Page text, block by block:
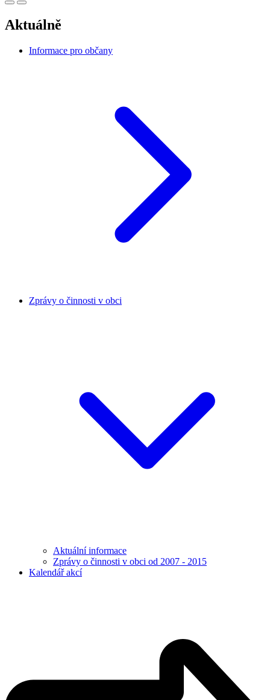
Aktuálně
Informace pro občany
Zprávy o činnosti v obci
Aktuální informace
Zprávy o činnosti v obci od 2007 - 2015
Kalendář akcí